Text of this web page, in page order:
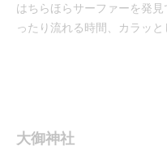
はちらほらサーファーを発
ったり流れる時間、カラッ
大御神社